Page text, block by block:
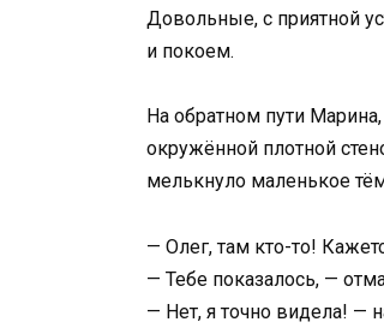
Довольные, с приятной
и покоем.
На обратном пути
окружённой плотной
мелькнуло маленькое
— Олег, там кто-то!
— Тебе показалось, —
— Нет, я точно видела! —